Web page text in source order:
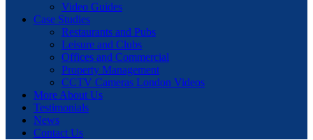
Video Guides
Case Studies
Restaurants and Pubs
Leisure and Clubs
Offices and Commercial
Property Management
CCTV Cameras London Videos
More About Us
Testimonials
News
Contact Us